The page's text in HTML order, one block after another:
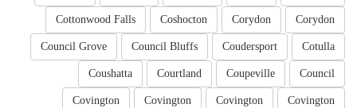
Corydon
Corydon
Coshocton
Cottonwood Falls
Cotulla
Coudersport
Council Bluffs
Council Grove
Council
Coupeville
Courtland
Coushatta
Covington
Covington
Covington
Covington